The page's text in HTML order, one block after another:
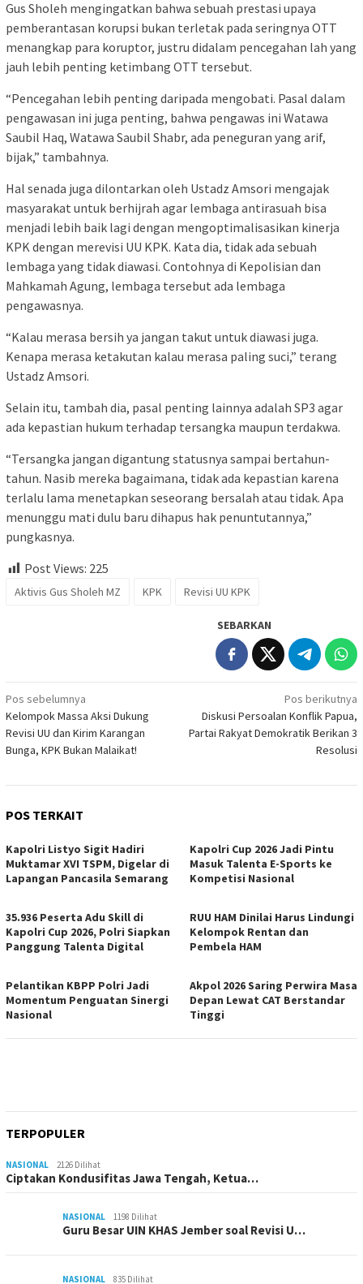
Gus Sholeh mengingatkan bahwa sebuah prestasi upaya
pemberantasan korupsi bukan terletak pada seringnya OTT
menangkap para koruptor, justru didalam pencegahan lah yang
jauh lebih penting ketimbang OTT tersebut.
“Pencegahan lebih penting daripada mengobati. Pasal dalam
pengawasan ini juga penting, bahwa pengawas ini Watawa
Saubil Haq, Watawa Saubil Shabr, ada peneguran yang arif,
bijak,” tambahnya.
Hal senada juga dilontarkan oleh Ustadz Amsori mengajak
masyarakat untuk berhijrah agar lembaga antirasuah bisa
menjadi lebih baik lagi dengan mengoptimalisasikan kinerja
KPK dengan merevisi UU KPK. Kata dia, tidak ada sebuah
lembaga yang tidak diawasi. Contohnya di Kepolisian dan
Mahkamah Agung, lembaga tersebut ada lembaga
pengawasnya.
“Kalau merasa bersih ya jangan takut untuk diawasi juga.
Kenapa merasa ketakutan kalau merasa paling suci,” terang
Ustadz Amsori.
Selain itu, tambah dia, pasal penting lainnya adalah SP3 agar
ada kepastian hukum terhadap tersangka maupun terdakwa.
“Tersangka jangan digantung statusnya sampai bertahun-
tahun. Nasib mereka bagaimana, tidak ada kepastian karena
terlalu lama menetapkan seseorang bersalah atau tidak. Apa
menunggu mati dulu baru dihapus hak penuntutannya,”
pungkasnya.
Post Views: 225
Aktivis Gus Sholeh MZ KPK Revisi UU KPK
SEBARKAN
Navigasi
pos
Pos sebelumnya
Kelompok Massa Aksi Dukung
Revisi UU dan Kirim Karangan
Bunga, KPK Bukan Malaikat!
Pos berikutnya
Diskusi Persoalan Konflik Papua,
Partai Rakyat Demokratik Berikan 3
Resolusi
POS TERKAIT
Kapolri Listyo Sigit Hadiri
Muktamar XVI TSPM, Digelar di
Lapangan Pancasila Semarang
Kapolri Cup 2026 Jadi Pintu
Masuk Talenta E-Sports ke
Kompetisi Nasional
35.936 Peserta Adu Skill di
Kapolri Cup 2026, Polri Siapkan
Panggung Talenta Digital
RUU HAM Dinilai Harus Lindungi
Kelompok Rentan dan
Pembela HAM
Pelantikan KBPP Polri Jadi
Momentum Penguatan Sinergi
Nasional
Akpol 2026 Saring Perwira Masa
Depan Lewat CAT Berstandar
Tinggi
TERPOPULER
NASIONAL 2126 Dilihat
Ciptakan Kondusifitas Jawa Tengah, Ketua…
NASIONAL 1198 Dilihat
Guru Besar UIN KHAS Jember soal Revisi U…
NASIONAL 835 Dilihat